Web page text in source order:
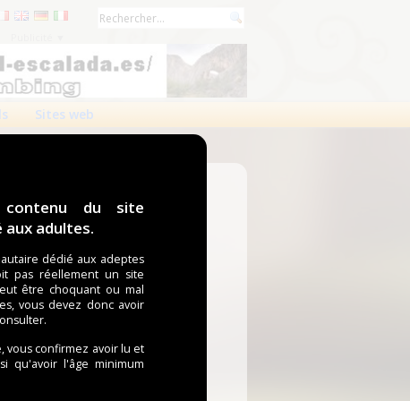
du site
adultes.
dédié aux adeptes
pas réellement un site
être choquant ou mal
vous devez donc avoir
vous confirmez avoir lu et
qu'avoir l'âge minimum
Sites web